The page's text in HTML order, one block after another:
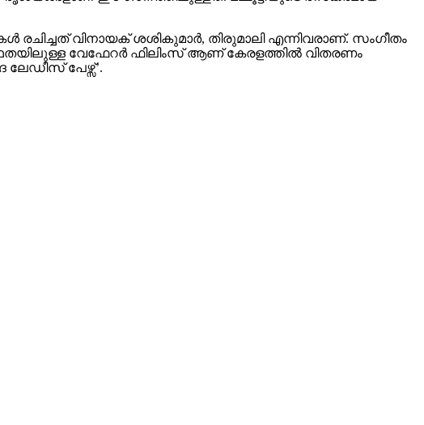
രചിച്ചത് വിനായക് ശശികുമാർ, തിരുമാലി എന്നിവരാണ്. സംഗീതം
വേഫേറർ ഫിലിംസ് ആണ് കേരളത്തിൽ വിതരണം
ലേഡീസ് പേഴ്സ്’.